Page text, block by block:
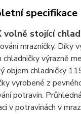
specifikace
volně stojící
mrazničky. Díky
chladničky výrazně
objem chladničky
vyrobené z
potravin.
v potravinách v